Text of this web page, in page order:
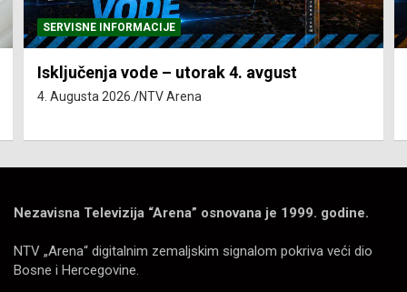
SERVISNE INFORMACIJE
Isključenja vode – utorak 4. avgust
4. Augusta 2026. NTV Arena
Nezavisna Televizija “Arena” osnovana je 1999. godine.
NTV „Arena“ digitalnim zemaljskim signalom pokriva veći dio
Bosne i Hercegovine.